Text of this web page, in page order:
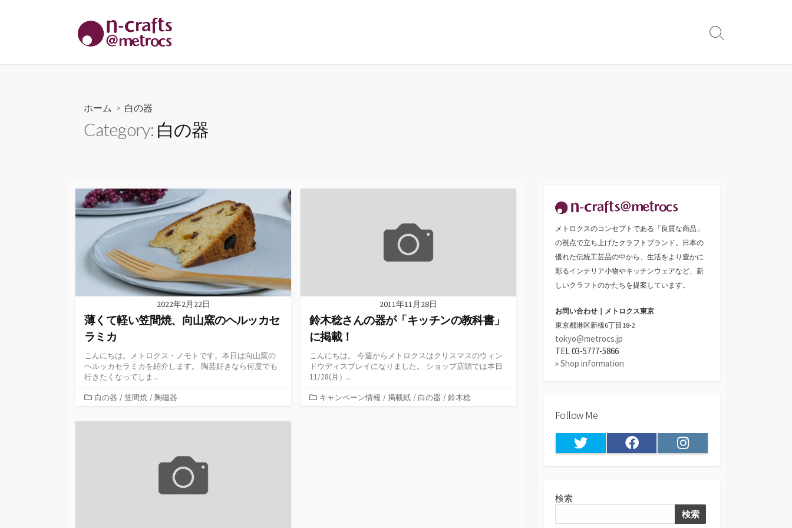
ツ
検
ホーム > 白の器
Category: 白の器
2022年2月22日
薄くて軽い笠間焼、向山窯のヘルッカセ
ラミカ
こんにちは。メトロクス・ノモトです。本日は向山窯の
ヘルッカセラミカを紹介します。 陶芸好きなら何度でも
行きたくなってしま...
カ
ゴ
白の器 / 笠間焼 / 陶磁器
2011年11月28日
鈴木稔さんの器が「キッチンの教科書」
に掲載！
こんにちは。 今週からメトロクスはクリスマスのウィン
ドウディスプレイになりました。 ショップ店頭では本日
11/28(月）...
カキャンペーン情報 / 掲載紙 / 白の器 / 鈴木稔
メトロクスのコンセプトである「良質な商品」
の視点で立ち上げたクラフトブランド。日本の
優れた伝統工芸品の中から、生活をより豊かに
彩るインテリア小物やキッチンウェアなど、新
しいクラフトのかたちを提案しています。
お問い合わせ｜メトロクス東京
東京都港区新橋6丁目18-2
tokyo@metrocs.jp
TEL 03-5777-5866
» Shop information
Follow Me
Twitter Facebook Instagram
検索
検索